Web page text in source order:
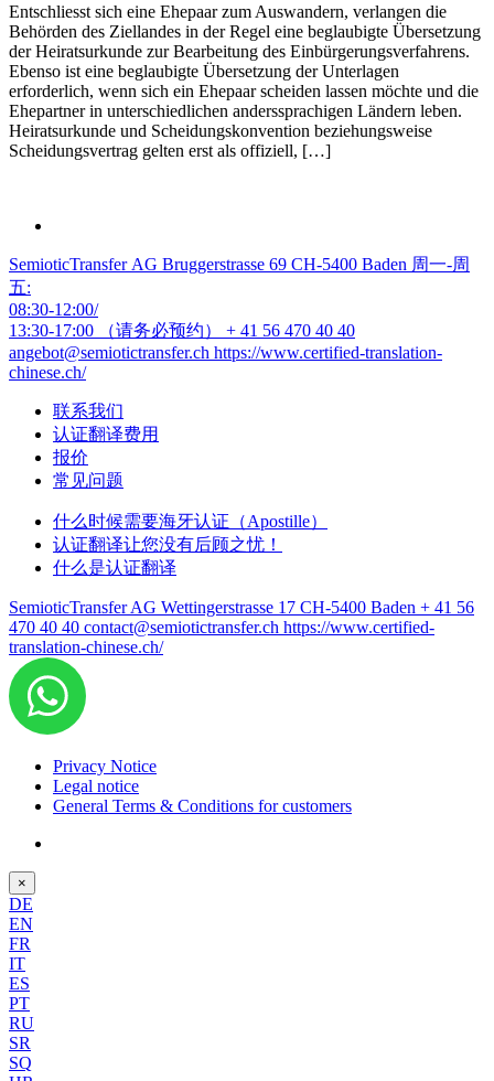
Entschliesst sich eine Ehepaar zum Auswandern, verlangen die
Behörden des Ziellandes in der Regel eine beglaubigte Übersetzung
der Heiratsurkunde zur Bearbeitung des Einbürgerungsverfahrens.
Ebenso ist eine beglaubigte Übersetzung der Unterlagen
erforderlich, wenn sich ein Ehepaar scheiden lassen möchte und die
Ehepartner in unterschiedlichen anderssprachigen Ländern leben.
Heiratsurkunde und Scheidungskonvention beziehungsweise
Scheidungsvertrag gelten erst als offiziell, […]
SemioticTransfer AG Bruggerstrasse 69 CH-5400 Baden 周一-周
五:
08:30-12:00/
13:30-17:00 （请务必预约） + 41 56 470 40 40
angebot@semiotictransfer.ch https://www.certified-translation-
chinese.ch/
联系我们
认证翻译费用
报价
常见问题
什么时候需要海牙认证（Apostille）
认证翻译让您没有后顾之忧！
什么是认证翻译
SemioticTransfer AG Wettingerstrasse 17 CH-5400 Baden + 41 56
470 40 40 contact@semiotictransfer.ch https://www.certified-
translation-chinese.ch/
Privacy Notice
Legal notice
General Terms & Conditions for customers
×
DE
EN
FR
IT
ES
PT
RU
SR
SQ